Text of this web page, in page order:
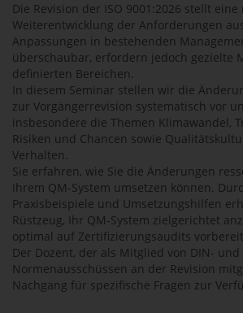
Die Revision der ISO 9001:2026 stellt
Weiterentwicklung der Anforderungen
Anpassungen in bestehenden
überschaubar, erfordern jedoch gezielte
definierten Bereichen.
In diesem Seminar stellen wir die
zur Vorgängerrevision systematisch vor
insbesondere die Themen Klimawandel,
Risiken und Chancen sowie
Verhalten.
Sie erfahren, wie Sie die Änderungen
Ihrem QM-System umsetzen können.
Praxisbeispiele und Umsetzungshilfen
Rüstzeug, Ihr QM-System zielgerichtet
optimal auf Zertifizierungsaudits
Der Dozent, der als Mitglied von DIN- und
Normenausschüssen an der Revision
Nachgang für spezifische Fragen zur